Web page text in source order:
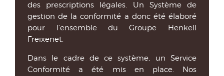
des prescriptions légales. Un Système de
gestion de la conformité a donc été élaboré
pour l’ensemble du Groupe Henkell
Freixenet.
Dans le cadre de ce système, un Service
Conformité a été mis en place. Nos